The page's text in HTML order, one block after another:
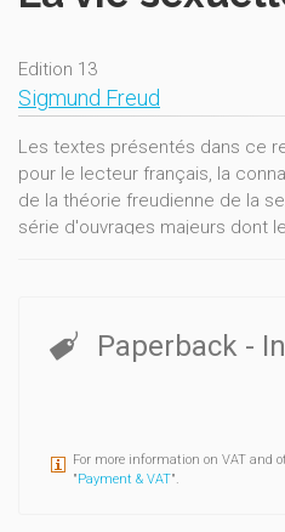
Edition 13
Sigmund Freud
Les textes présentés dans ce
pour le lecteur français, la
de la théorie freudienne de la
série d'ouvrages majeurs dont
doctrine sous une forme qui se
mais des articles plus brefs et
marque chaque fois un temps
On retrouvera aisément, dans
deux dimensions majeures : le
Paperback -
For more information on VAT and
"Payment & VAT".